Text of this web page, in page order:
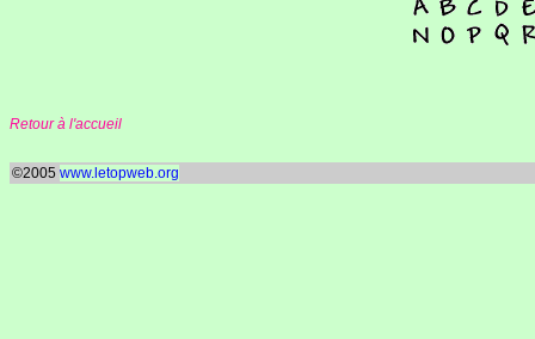
Retour à l'accueil
©2005 www.letopweb.org